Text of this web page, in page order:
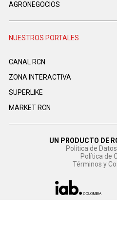
AGRONEGOCIOS
NUESTROS PORTALES
CANAL RCN
ZONA INTERACTIVA
SUPERLIKE
MARKET RCN
UN PRODUCTO DE
Política de
Política de
Términos y